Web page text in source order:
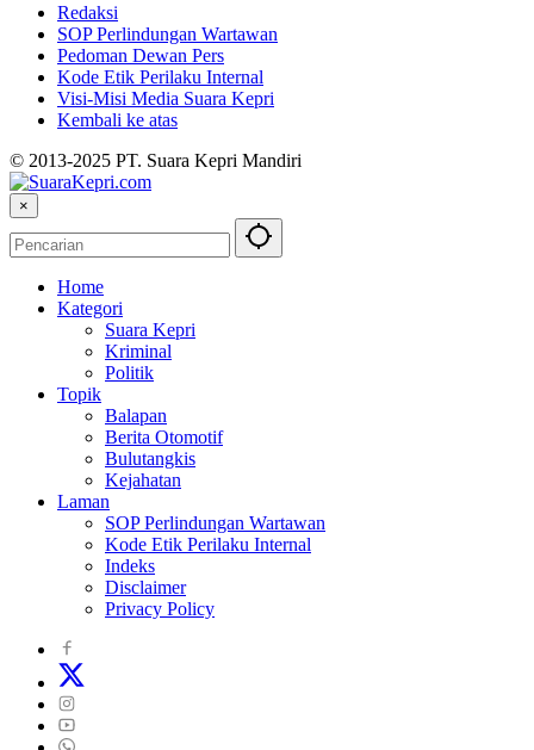
Redaksi
SOP Perlindungan Wartawan
Pedoman Dewan Pers
Kode Etik Perilaku Internal
Visi-Misi Media Suara Kepri
Kembali ke atas
© 2013-2025 PT. Suara Kepri Mandiri
×
Home
Kategori
Suara Kepri
Kriminal
Politik
Topik
Balapan
Berita Otomotif
Bulutangkis
Kejahatan
Laman
SOP Perlindungan Wartawan
Kode Etik Perilaku Internal
Indeks
Disclaimer
Privacy Policy